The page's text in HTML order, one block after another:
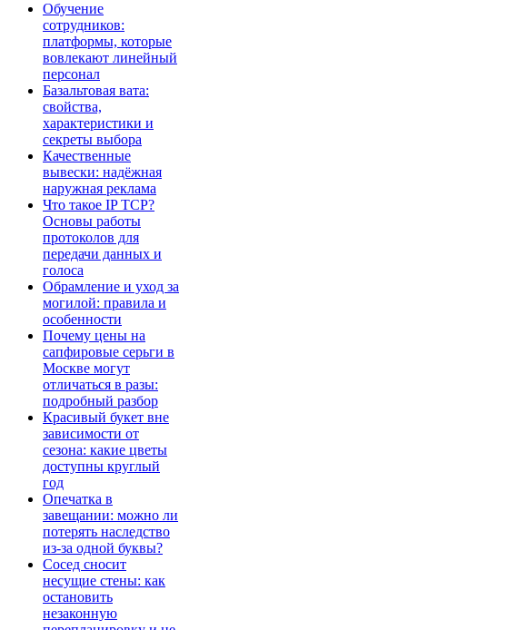
Обучение
сотрудников:
платформы, которые
вовлекают линейный
персонал
Базальтовая вата:
свойства,
характеристики и
секреты выбора
Качественные
вывески: надёжная
наружная реклама
Что такое IP TCP?
Основы работы
протоколов для
передачи данных и
голоса
Обрамление и уход за
могилой: правила и
особенности
Почему цены на
сапфировые серьги в
Москве могут
отличаться в разы:
подробный разбор
Красивый букет вне
зависимости от
сезона: какие цветы
доступны круглый
год
Опечатка в
завещании: можно ли
потерять наследство
из-за одной буквы?
Сосед сносит
несущие стены: как
остановить
незаконную